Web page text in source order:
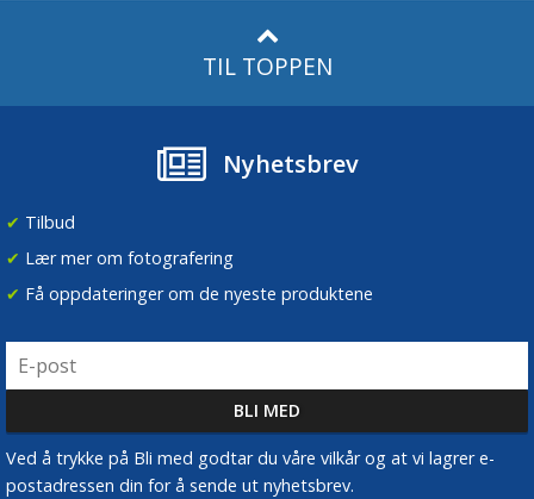
TIL TOPPEN
Nyhetsbrev
✔ Tilbud
✔ Lær mer om fotografering
✔ Få oppdateringer om de nyeste produktene
Ved å trykke på Bli med godtar du våre vilkår og at vi lagrer e-
postadressen din for å sende ut nyhetsbrev.